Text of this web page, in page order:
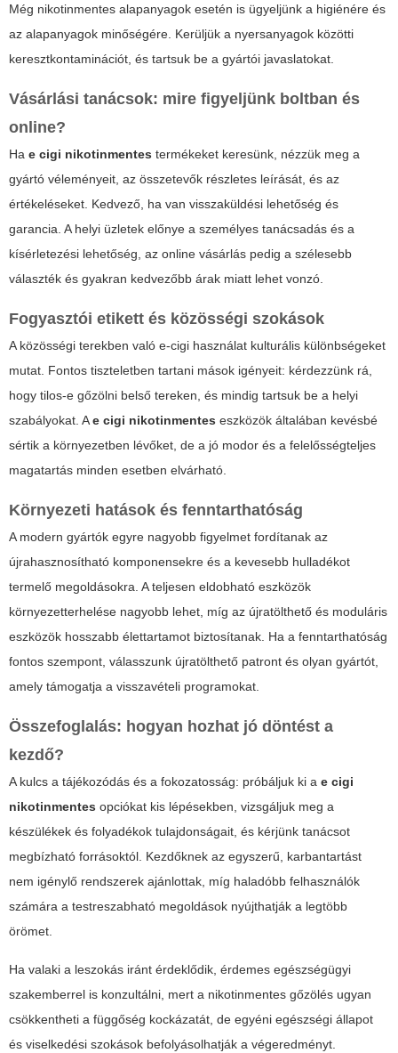
Még nikotinmentes alapanyagok esetén is ügyeljünk a higiénére és
az alapanyagok minőségére. Kerüljük a nyersanyagok közötti
keresztkontaminációt, és tartsuk be a gyártói javaslatokat.
Vásárlási tanácsok: mire figyeljünk boltban és
online?
Ha e cigi nikotinmentes termékeket keresünk, nézzük meg a
gyártó véleményeit, az összetevők részletes leírását, és az
értékeléseket. Kedvező, ha van visszaküldési lehetőség és
garancia. A helyi üzletek előnye a személyes tanácsadás és a
kísérletezési lehetőség, az online vásárlás pedig a szélesebb
választék és gyakran kedvezőbb árak miatt lehet vonzó.
Fogyasztói etikett és közösségi szokások
A közösségi terekben való e-cigi használat kulturális különbségeket
mutat. Fontos tiszteletben tartani mások igényeit: kérdezzünk rá,
hogy tilos-e gőzölni belső tereken, és mindig tartsuk be a helyi
szabályokat. Ae cigi nikotinmentes eszközök általában kevésbé
sértik a környezetben lévőket, de a jó modor és a felelősségteljes
magatartás minden esetben elvárható.
Környezeti hatások és fenntarthatóság
A modern gyártók egyre nagyobb figyelmet fordítanak az
újrahasznosítható komponensekre és a kevesebb hulladékot
termelő megoldásokra. A teljesen eldobható eszközök
környezetterhelése nagyobb lehet, míg az újratölthető és moduláris
eszközök hosszabb élettartamot biztosítanak. Ha a fenntarthatóság
fontos szempont, válasszunk újratölthető patront és olyan gyártót,
amely támogatja a visszavételi programokat.
Összefoglalás: hogyan hozhat jó döntést a
kezdő?
A kulcs a tájékozódás és a fokozatosság: próbáljuk ki a e cigi
nikotinmentes opciókat kis lépésekben, vizsgáljuk meg a
készülékek és folyadékok tulajdonságait, és kérjünk tanácsot
megbízható forrásoktól. Kezdőknek az egyszerű, karbantartást
nem igénylő rendszerek ajánlottak, míg haladóbb felhasználók
számára a testreszabható megoldások nyújthatják a legtöbb
örömet.
Ha valaki a leszokás iránt érdeklődik, érdemes egészségügyi
szakemberrel is konzultálni, mert a nikotinmentes gőzölés ugyan
csökkentheti a függőség kockázatát, de egyéni egészségi állapot
és viselkedési szokások befolyásolhatják a végeredményt.